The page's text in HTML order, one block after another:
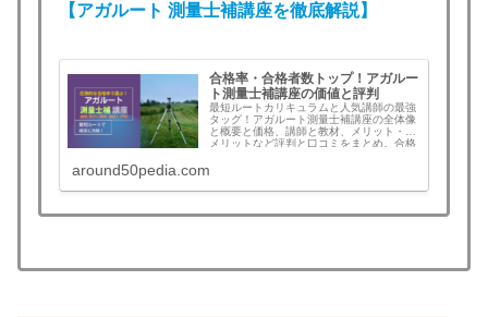
【アガルート 測量士補講座を徹底解説】
合格率・合格者数トップ！アガルー
ト測量士補講座の価値と評判
最短ルートカリキュラムと人気講師の最強
タッグ！アガルート測量士補講座の全体像
と概要と価格、講師と教材、メリット・デ
メリットなど評判と口コミをまとめ。合格
午前免除ならセットでお得！
around50pedia.com